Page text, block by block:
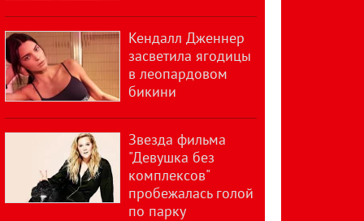
Кендалл Дженнер
засветила ягодицы
в леопардовом
бикини
Звезда фильма
"Девушка без
комплексов"
пробежалась голой
по парку